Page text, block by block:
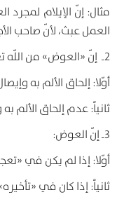
مثال: إنّ الإيلام
العمل عبث، لأنّ صاحب
2ـ إنّ «العوض» من اللّه تعالى يكون بحيث لو خُيّر المتألِّم بين الأمرين التاليين:
أوّلا: إلحاق الألم به
ثانياً: عدم إلحاق الألم
3ـ إنّ العوض:
أوّلا: إذا لم يكن في
ثانياً: إذا كان في